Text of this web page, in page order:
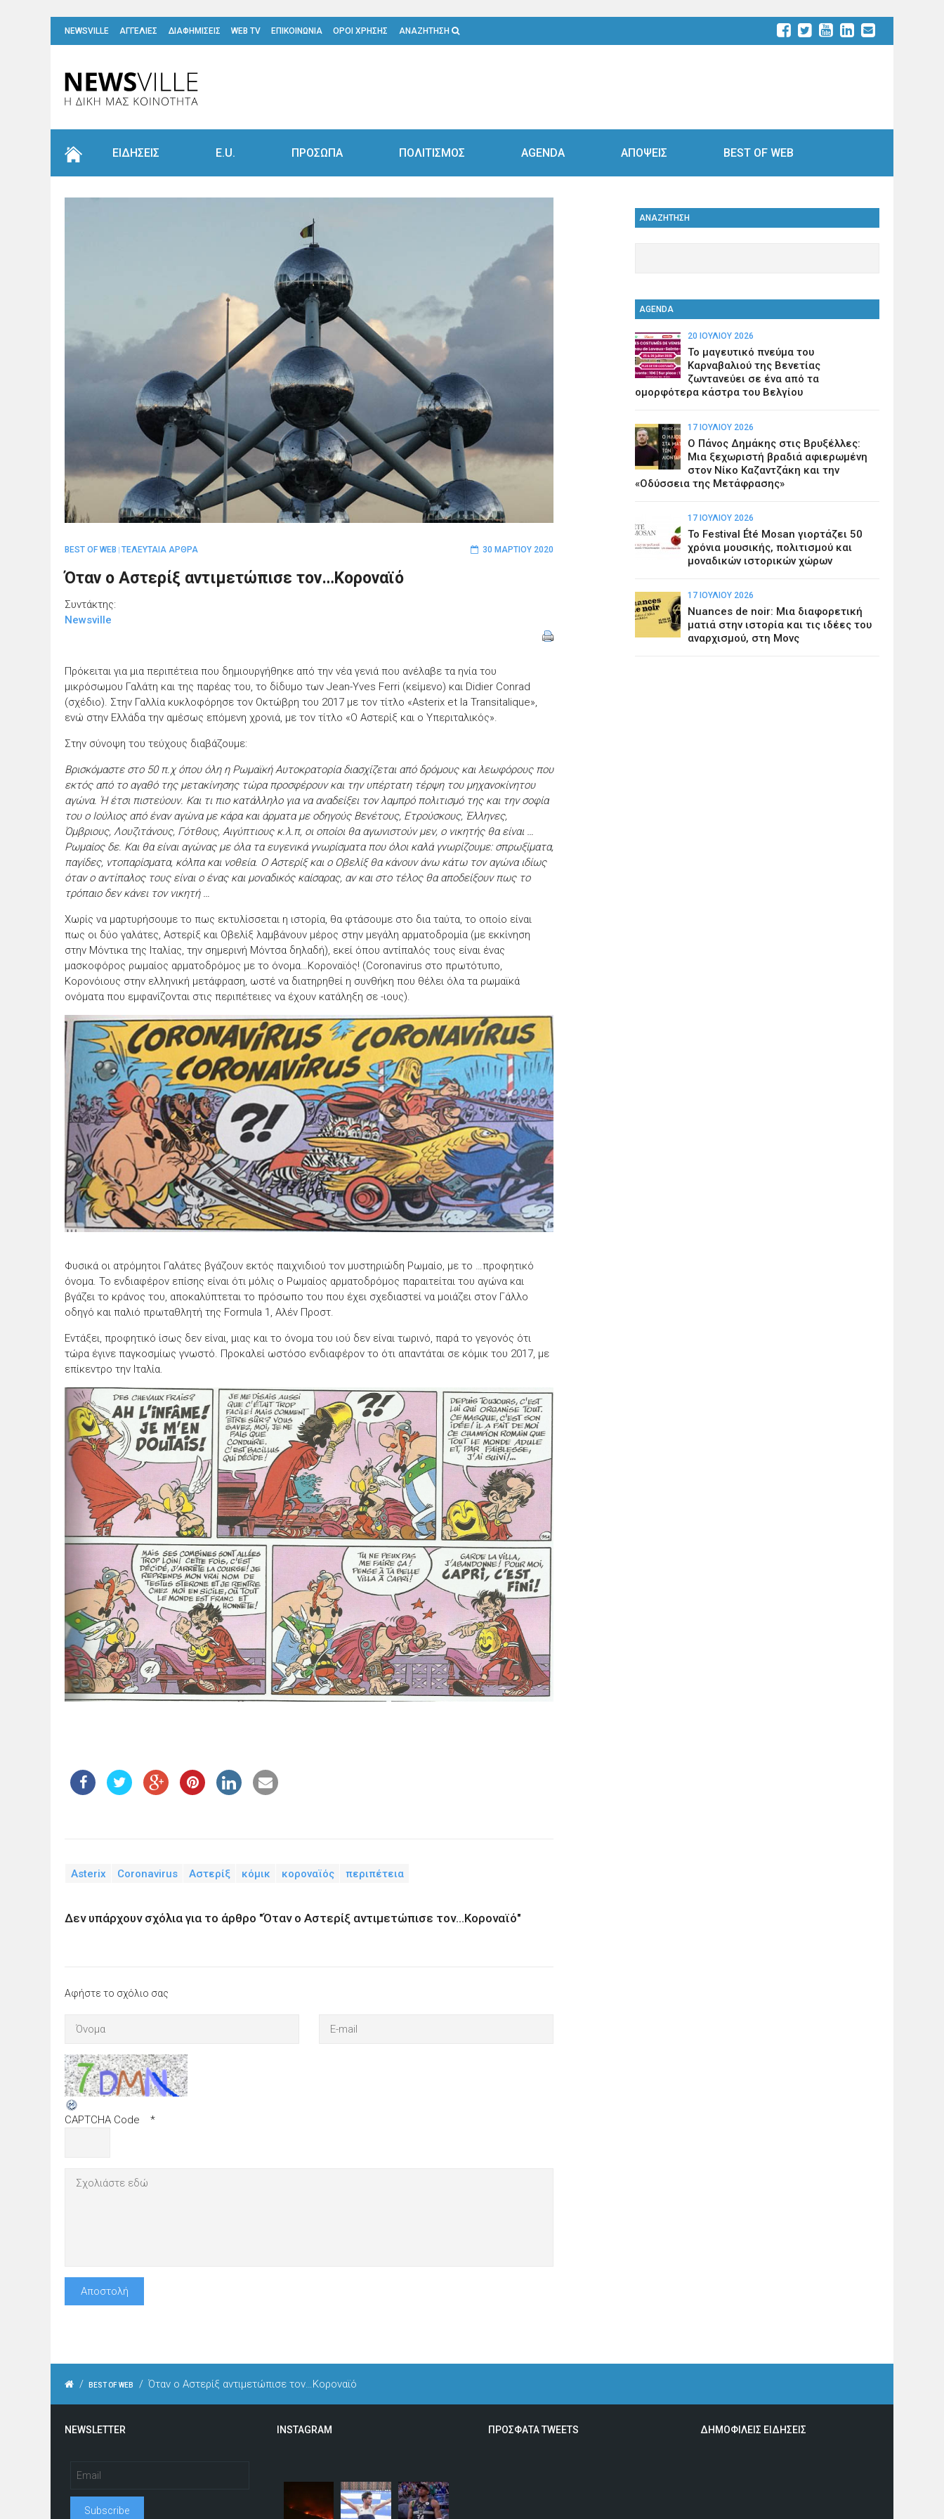
NEWSVILLE ΑΓΓΕΛΙΕΣ ΔΙΑΦΗΜΙΣΕΙΣ WEB TV ΕΠΙΚΟΙΝΩΝΙΑ ΟΡΟΙ ΧΡΗΣΗΣ ΑΝΑΖΗΤΗΣΗ
ΕΙΔΗΣΕΙΣ E.U. ΠΡΟΣΩΠΑ ΠΟΛΙΤΙΣΜΟΣ AGENDA ΑΠΟΨΕΙΣ BEST OF WEB
30 ΜΑΡΤΊΟΥ 2020
BEST OF WEB ΤΕΛΕΥΤΑΙΑ ΑΡΘΡΑ
Όταν ο Αστερίξ αντιμετώπισε τον…Κοροναϊό
Συντάκτης:
Newsville
Πρόκειται για μια περιπέτεια που δημιουργήθηκε από την νέα γενιά που ανέλαβε τα ηνία του
μικρόσωμου Γαλάτη και της παρέας του, το δίδυμο των Jean-Yves Ferri (κείμενο) και Didier Conrad
(σχέδιο). Στην Γαλλία κυκλοφόρησε τον Οκτώβρη του 2017 με τον τίτλο «Asterix et la Transitalique»,
ενώ στην Ελλάδα την αμέσως επόμενη χρονιά, με τον τίτλο «Ο Αστερίξ και ο Υπεριταλικός».
Στην σύνοψη του τεύχους διαβάζουμε:
Βρισκόμαστε στο 50 π.χ όπου όλη η Ρωμαϊκή Αυτοκρατορία διασχίζεται από δρόμους και λεωφόρους που
εκτός από το αγαθό της μετακίνησης τώρα προσφέρουν και την υπέρτατη τέρψη του μηχανοκίνητου
αγώνα. Ή έτσι πιστεύουν. Και τι πιο κατάλληλο για να αναδείξει τον λαμπρό πολιτισμό της και την σοφία
του ο Ιούλιος από έναν αγώνα με κάρα και άρματα με οδηγούς Βενέτους, Ετρούσκους, Έλληνες,
Όμβριους, Λουζιτάνους, Γότθους, Αιγύπτιους κ.λ.π, οι οποίοι θα αγωνιστούν μεν, ο νικητής θα είναι …
Ρωμαίος δε. Και θα είναι αγώνας με όλα τα ευγενικά γνωρίσματα που όλοι καλά γνωρίζουμε: σπρωξίματα,
παγίδες, ντοπαρίσματα, κόλπα και νοθεία. Ο Αστερίξ και ο Οβελίξ θα κάνουν άνω κάτω τον αγώνα ιδίως
όταν ο αντίπαλος τους είναι ο ένας και μοναδικός καίσαρας, αν και στο τέλος θα αποδείξουν πως το
τρόπαιο δεν κάνει τον νικητή …
Χωρίς να μαρτυρήσουμε το πως εκτυλίσσεται η ιστορία, θα φτάσουμε στο δια ταύτα, το οποίο είναι
πως οι δύο γαλάτες, Αστερίξ και Οβελίξ λαμβάνουν μέρος στην μεγάλη αρματοδρομία (με εκκίνηση
στην Μόντικα της Ιταλίας, την σημερινή Μόντσα δηλαδή), εκεί όπου αντίπαλός τους είναι ένας
μασκοφόρος ρωμαίος αρματοδρόμος με το όνομα…Κοροναϊός! (Coronavirus στο πρωτότυπο,
Κορονόιους στην ελληνική μετάφραση, ωστέ να διατηρηθεί η συνθήκη που θέλει όλα τα ρωμαϊκά
ονόματα που εμφανίζονται στις περιπέτειες να έχουν κατάληξη σε -ιους).
Φυσικά οι ατρόμητοι Γαλάτες βγάζουν εκτός παιχνιδιού τον μυστηριώδη Ρωμαίο, με το …προφητικό
όνομα. Το ενδιαφέρον επίσης είναι ότι μόλις ο Ρωμαίος αρματοδρόμος παραιτείται του αγώνα και
βγάζει το κράνος του, αποκαλύπτεται το πρόσωπο του που έχει σχεδιαστεί να μοιάζει στον Γάλλο
οδηγό και παλιό πρωταθλητή της Formula 1, Αλέν Προστ.
Εντάξει, προφητικό ίσως δεν είναι, μιας και το όνομα του ιού δεν είναι τωρινό, παρά το γεγονός ότι
τώρα έγινε παγκοσμίως γνωστό. Προκαλεί ωστόσο ενδιαφέρον το ότι απαντάται σε κόμικ του 2017, με
επίκεντρο την Ιταλία.
Asterix Coronavirus Αστερίξ κόμικ κοροναϊός περιπέτεια
Δεν υπάρχουν σχόλια για το άρθρο "Όταν ο Αστερίξ αντιμετώπισε τον...Κοροναϊό"
Αφήστε το σχόλιο σας
CAPTCHA Code *
ΑΝΑΖΗΤΗΣΗ
AGENDA
20 ΙΟΥΛΊΟΥ 2026
Το μαγευτικό πνεύμα του
Καρναβαλιού της Βενετίας
ζωντανεύει σε ένα από τα
ομορφότερα κάστρα του Βελγίου
17 ΙΟΥΛΊΟΥ 2026
Ο Πάνος Δημάκης στις Βρυξέλλες:
Μια ξεχωριστή βραδιά αφιερωμένη
στον Νίκο Καζαντζάκη και την
«Οδύσσεια της Μετάφρασης»
17 ΙΟΥΛΊΟΥ 2026
Το Festival Été Mosan γιορτάζει 50
χρόνια μουσικής, πολιτισμού και
μοναδικών ιστορικών χώρων
17 ΙΟΥΛΊΟΥ 2026
Nuances de noir: Μια διαφορετική
ματιά στην ιστορία και τις ιδέες του
αναρχισμού, στη Μονς
/ BEST OF WEB / Όταν ο Αστερίξ αντιμετώπισε τον…Κοροναϊό
NEWSLETTER INSTAGRAM ΠΡΟΣΦΑΤΑ TWEETS ΔΗΜΟΦΙΛΕΙΣ ΕΙΔΗΣΕΙΣ